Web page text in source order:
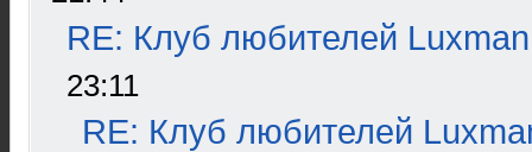
RE: Клуб любителей Luxman
23:11
RE: Клуб любителей